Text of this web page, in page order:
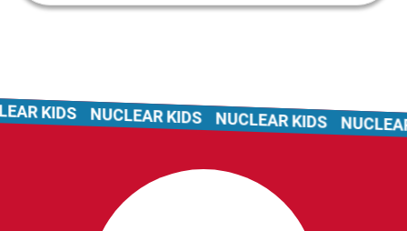
KIDS NUCLEAR KIDS NUCLEAR KIDS